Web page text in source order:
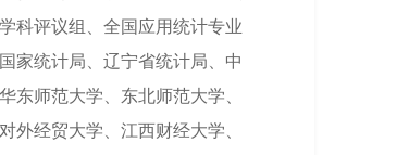
科评议组、全国应用统计专业
家统计局、辽宁省统计局、中
东师范大学、东北师范大学、
外经贸大学、江西财经大学、